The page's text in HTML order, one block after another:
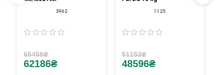
3962
65458₴
62186₴
1125
51153₴
48596₴